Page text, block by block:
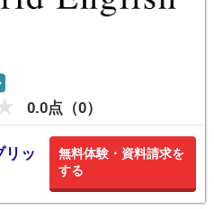
0.0点（0）
ッ
無料体験・資料請求を
する